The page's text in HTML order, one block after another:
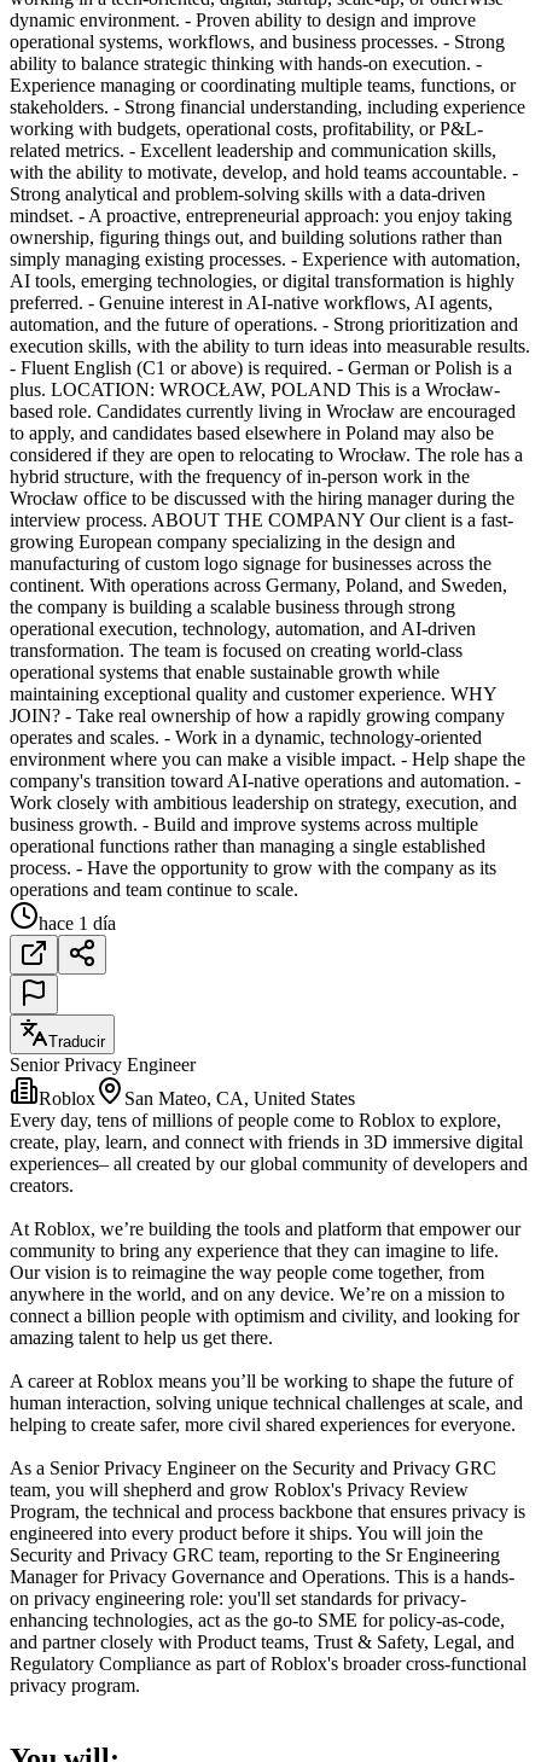
dynamic environment. - Proven ability to design and improve
operational systems, workflows, and business processes. - Strong
ability to balance strategic thinking with hands-on execution. -
Experience managing or coordinating multiple teams, functions, or
stakeholders. - Strong financial understanding, including experience
working with budgets, operational costs, profitability, or P&L-
related metrics. - Excellent leadership and communication skills,
with the ability to motivate, develop, and hold teams accountable. -
Strong analytical and problem-solving skills with a data-driven
mindset. - A proactive, entrepreneurial approach: you enjoy taking
ownership, figuring things out, and building solutions rather than
simply managing existing processes. - Experience with automation,
AI tools, emerging technologies, or digital transformation is highly
preferred. - Genuine interest in AI-native workflows, AI agents,
automation, and the future of operations. - Strong prioritization and
execution skills, with the ability to turn ideas into measurable results.
- Fluent English (C1 or above) is required. - German or Polish is a
plus. LOCATION: WROCŁAW, POLAND This is a Wrocław-
based role. Candidates currently living in Wrocław are encouraged
to apply, and candidates based elsewhere in Poland may also be
considered if they are open to relocating to Wrocław. The role has a
hybrid structure, with the frequency of in-person work in the
Wrocław office to be discussed with the hiring manager during the
interview process. ABOUT THE COMPANY Our client is a fast-
growing European company specializing in the design and
manufacturing of custom logo signage for businesses across the
continent. With operations across Germany, Poland, and Sweden,
the company is building a scalable business through strong
operational execution, technology, automation, and AI-driven
transformation. The team is focused on creating world-class
operational systems that enable sustainable growth while
maintaining exceptional quality and customer experience. WHY
JOIN? - Take real ownership of how a rapidly growing company
operates and scales. - Work in a dynamic, technology-oriented
environment where you can make a visible impact. - Help shape the
company's transition toward AI-native operations and automation. -
Work closely with ambitious leadership on strategy, execution, and
business growth. - Build and improve systems across multiple
operational functions rather than managing a single established
process. - Have the opportunity to grow with the company as its
operations and team continue to scale.
hace 1 día
Traducir
Senior Privacy Engineer
Roblox
San Mateo, CA, United States
Every day, tens of millions of people come to Roblox to explore,
create, play, learn, and connect with friends in 3D immersive digital
experiences– all created by our global community of developers and
creators.
At Roblox, we’re building the tools and platform that empower our
community to bring any experience that they can imagine to life.
Our vision is to reimagine the way people come together, from
anywhere in the world, and on any device. We’re on a mission to
connect a billion people with optimism and civility, and looking for
amazing talent to help us get there.
A career at Roblox means you’ll be working to shape the future of
human interaction, solving unique technical challenges at scale, and
helping to create safer, more civil shared experiences for everyone.
As a Senior Privacy Engineer on the Security and Privacy GRC
team, you will shepherd and grow Roblox's Privacy Review
Program, the technical and process backbone that ensures privacy is
engineered into every product before it ships. You will join the
Security and Privacy GRC team, reporting to the Sr Engineering
Manager for Privacy Governance and Operations. This is a hands-
on privacy engineering role: you'll set standards for privacy-
enhancing technologies, act as the go-to SME for policy-as-code,
and partner closely with Product teams, Trust & Safety, Legal, and
Regulatory Compliance as part of Roblox's broader cross-functional
privacy program.